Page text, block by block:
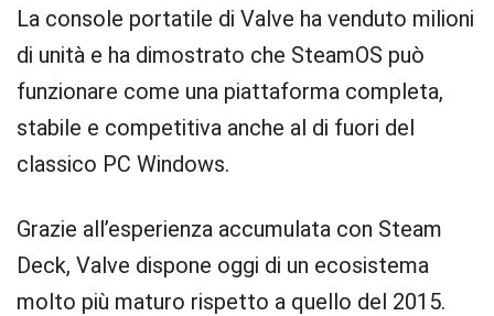
La console portatile di Valve ha venduto milioni
di unità e ha dimostrato che SteamOS può
funzionare come una piattaforma completa,
stabile e competitiva anche al di fuori del
classico PC Windows.
Grazie all’esperienza accumulata con Steam
Deck, Valve dispone oggi di un ecosistema
molto più maturo rispetto a quello del 2015.